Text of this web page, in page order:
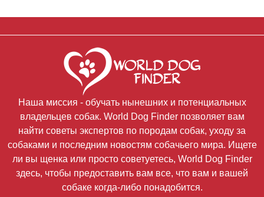
Наша миссия - обучать нынешних и потенциальных
владельцев собак. World Dog Finder позволяет вам
найти советы экспертов по породам собак, уходу за
собаками и последним новостям собачьего мира. Ищете
ли вы щенка или просто советуетесь, World Dog Finder
здесь, чтобы предоставить вам все, что вам и вашей
собаке когда-либо понадобится.